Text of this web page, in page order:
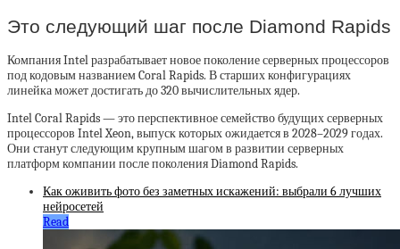
Это следующий шаг после Diamond Rapids
Компания Intel разрабатывает новое поколение серверных процессоров
под кодовым названием Coral Rapids. В старших конфигурациях
линейка может достигать до 320 вычислительных ядер.
Intel Coral Rapids — это перспективное семейство будущих серверных
процессоров Intel Xeon, выпуск которых ожидается в 2028–2029 годах.
Они станут следующим крупным шагом в развитии серверных
платформ компании после поколения Diamond Rapids.
Как оживить фото без заметных искажений: выбрали 6 лучших
нейросетей
Read